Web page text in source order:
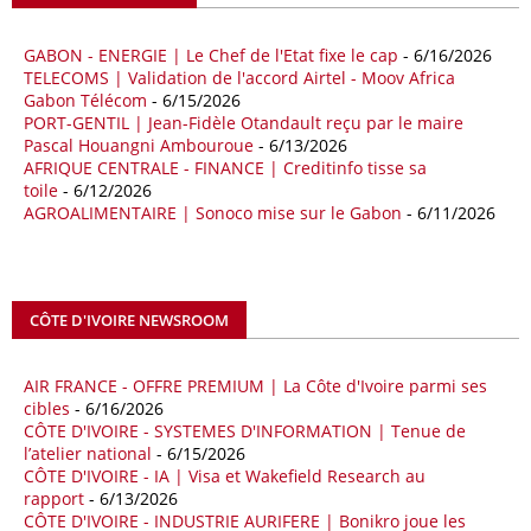
quatre premiers mois de 2025.
09/05/26 ITALIE - LIBYE
Les deux pays veulent accélérer leurs projets gaziers communs, afin
de sécuriser davantage les approvisionnements énergétiques en
Méditerranée, dans un contexte marqué par des tensions
géopolitiques internationales et des perturbations sur le marché
mondial du gaz. Réunis à Rome le jeudi 7 mai, la Première ministre
coopération et les investissements dans le secteur énergétique. Cette
séquence survient alors que Rome cherche à réduire son exposition
18/04/26 ALGERIE - BP
La multinationale BP signe son retour en Algérie où un permis de
prospection d’hydrocarbures dans le bassin oriental lui a été attribué
par l’Agence nationale pour la valorisation des ressources en
hydrocarbures (ALNAFT). L’information rendue publique mercredi 15
GABON - ENERGIE | Le Chef de l'Etat fixe le cap - 6/16/2026
TELECOMS | Validation de l'accord Airtel - Moov Africa
Gabon Télécom - 6/15/2026
PORT-GENTIL | Jean-Fidèle Otandault reçu par le maire
Pascal Houangni Ambouroue - 6/13/2026
AFRIQUE CENTRALE - FINANCE | Creditinfo tisse sa
toile - 6/12/2026
AGROALIMENTAIRE | Sonoco mise sur le Gabon - 6/11/2026
CÔTE D'IVOIRE NEWSROOM
AIR FRANCE - OFFRE PREMIUM | La Côte d'Ivoire parmi ses
cibles - 6/16/2026
CÔTE D'IVOIRE - SYSTEMES D'INFORMATION | Tenue de
l’atelier national - 6/15/2026
CÔTE D'IVOIRE - IA | Visa et Wakefield Research au
rapport - 6/13/2026
CÔTE D'IVOIRE - INDUSTRIE AURIFERE | Bonikro joue les